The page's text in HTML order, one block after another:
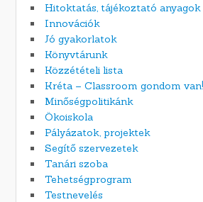
Hitoktatás, tájékoztató anyagok
Innovációk
Jó gyakorlatok
Könyvtárunk
Közzétételi lista
Kréta – Classroom gondom van!
Minőségpolitikánk
Ökoiskola
Pályázatok, projektek
Segítő szervezetek
Tanári szoba
Tehetségprogram
Testnevelés